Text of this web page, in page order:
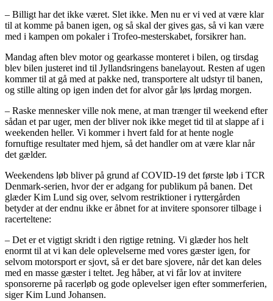
– Billigt har det ikke været. Slet ikke. Men nu er vi ved at være klar
til at komme på banen igen, og så skal der gives gas, så vi kan være
med i kampen om pokaler i Trofeo-mesterskabet, forsikrer han.
Mandag aften blev motor og gearkasse monteret i bilen, og tirsdag
blev bilen justeret ind til Jyllandsringens banelayout. Resten af ugen
kommer til at gå med at pakke ned, transportere alt udstyr til banen,
og stille alting op igen inden det for alvor går løs lørdag morgen.
– Raske mennesker ville nok mene, at man trænger til weekend efter
sådan et par uger, men der bliver nok ikke meget tid til at slappe af i
weekenden heller. Vi kommer i hvert fald for at hente nogle
fornuftige resultater med hjem, så det handler om at være klar når
det gælder.
Weekendens løb bliver på grund af COVID-19 det første løb i TCR
Denmark-serien, hvor der er adgang for publikum på banen. Det
glæder Kim Lund sig over, selvom restriktioner i ryttergården
betyder at der endnu ikke er åbnet for at invitere sponsorer tilbage i
racerteltene:
– Det er et vigtigt skridt i den rigtige retning. Vi glæder hos helt
enormt til at vi kan dele oplevelserne med vores gæster igen, for
selvom motorsport er sjovt, så er det bare sjovere, når det kan deles
med en masse gæster i teltet. Jeg håber, at vi får lov at invitere
sponsorerne på racerløb og gode oplevelser igen efter sommerferien,
siger Kim Lund Johansen.